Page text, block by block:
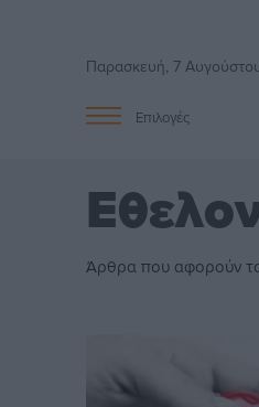
Παρασκευή, 7
Επιλογές
Άρθρα που αφορούν